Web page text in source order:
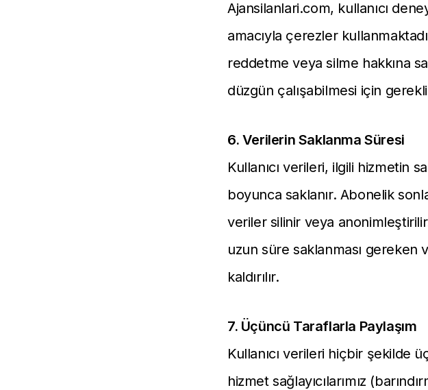
Ajansilanlari.com, kullanıcı
amacıyla çerezler
reddetme veya silme hakkına
düzgün çalışabilmesi için
6. Verilerin Saklanma Süresi
Kullanıcı verileri, ilgili hizmetin
boyunca saklanır. Abonelik
veriler silinir veya
uzun süre saklanması
kaldırılır.
7. Üçüncü Taraflarla Paylaşım
Kullanıcı verileri hiçbir şekilde
hizmet sağlayıcılarımız